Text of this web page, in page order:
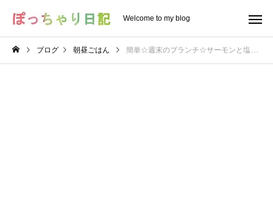
Welcome to my blog
ブログ 朝昼ごはん 簡単☆週末のブランチ☆サーモンと塩昆布と枝豆の混ぜご飯